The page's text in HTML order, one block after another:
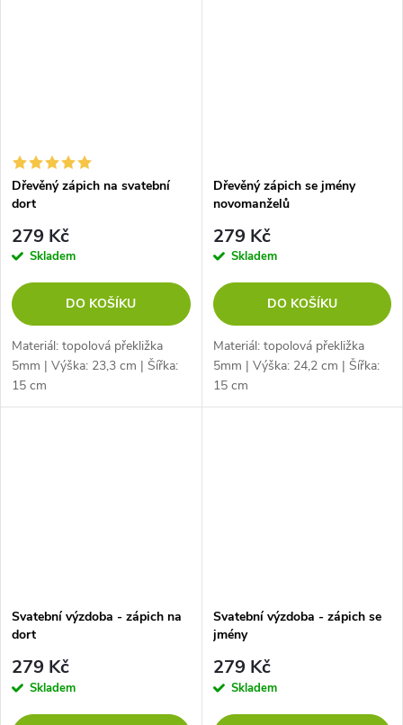
Dřevěný zápich na svatební
dort
279 Kč
Skladem
DO KOŠÍKU
Materiál: topolová překližka
5mm | Výška: 23,3 cm | Šířka:
15 cm
Dřevěný zápich se jmény
novomanželů
279 Kč
Skladem
DO KOŠÍKU
Materiál: topolová překližka
5mm | Výška: 24,2 cm | Šířka:
15 cm
Svatební výzdoba - zápich na
dort
279 Kč
Skladem
Svatební výzdoba - zápich se
jmény
279 Kč
Skladem